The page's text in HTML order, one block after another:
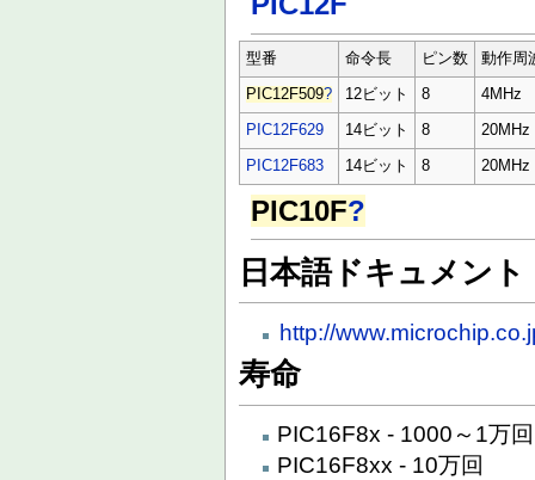
型番 命令長 ピン数 動作周
PIC12F509? 12ビット 8 4MHz
PIC12F629 14ビット 8 20MHz
PIC12F683 14ビット 8 20MHz
PIC10F?
日本語ドキュメント
http://
寿命
PIC16F8x - 1000～1万回
PIC16F8xx - 10万回